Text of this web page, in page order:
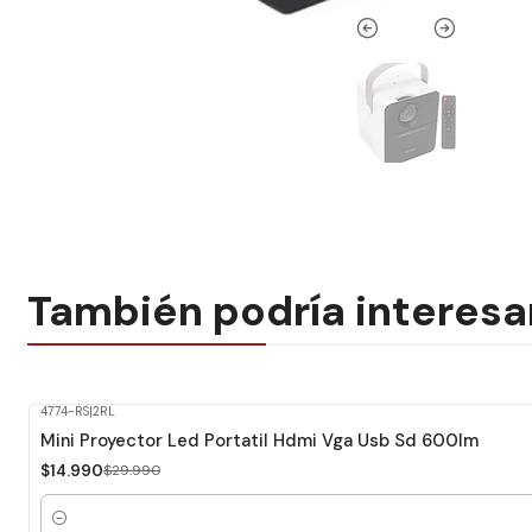
También podría
-50%
4774-RS 2RL
Mini Proyector Led Portatil Hdmi Vga Usb Sd 600lm
$14.990$29.990